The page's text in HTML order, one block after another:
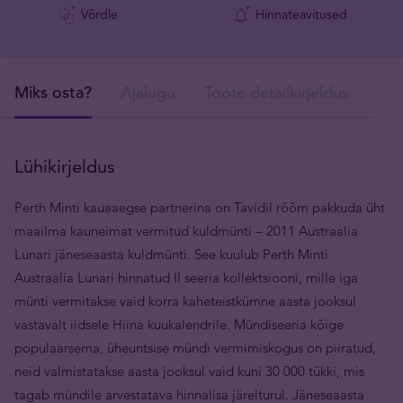
Võrdle Hinnateavitused
Miks osta?
Lühikirjeldus
Perth Minti kauaaegse partnerina on Tavidil rõõm pakkuda üht
maailma kauneimat vermitud kuldmünti ­– 2011 Austraalia
Lunari jäneseaasta kuldmünti. See kuulub Perth Minti
Austraalia Lunari hinnatud II seeria kollektsiooni, mille iga
münti vermitakse vaid korra kaheteistkümne aasta jooksul
vastavalt iidsele Hiina kuukalendrile. Mündiseeria kõige
populaarsema, üheuntsise mündi vermimiskogus on piiratud,
neid valmistatakse aasta jooksul vaid kuni 30 000 tükki, mis
tagab mündile arvestatava hinnalisa järelturul. Jäneseaasta